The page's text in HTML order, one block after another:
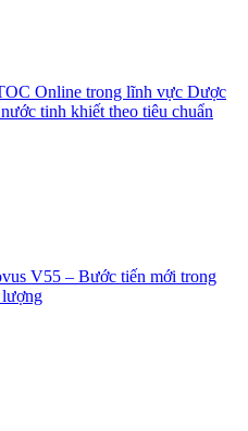
Online trong lĩnh vực Dược
tinh khiết theo tiêu chuẩn
V55 – Bước tiến mới trong